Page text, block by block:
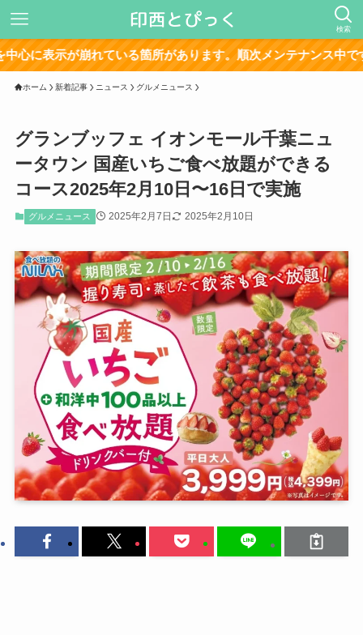
検索
ている箇所があります。順次メンテナンス中です。
ホーム 新着記事 ニュース グルメニュース
グランブッフェ イオンモール千葉ニュ
ータウン 国産いちご食べ放題ができる
コース2025年2月10日〜16日で実施
グルメニュース 2025年2月7日 2025年2月10日